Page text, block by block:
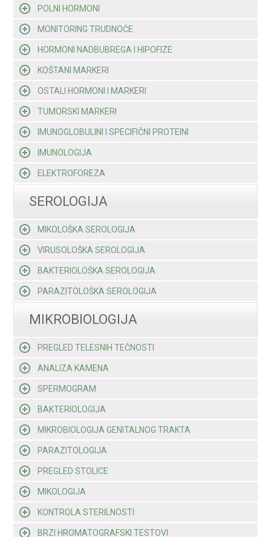
POLNI HORMONI
MONITORING TRUDNOĆE
HORMONI NADBUBREGA I HIPOFIZE
KOŠTANI MARKERI
OSTALI HORMONI I MARKERI
TUMORSKI MARKERI
IMUNOGLOBULINI I SPECIFIČNI PROTEINI
IMUNOLOGIJA
ELEKTROFOREZA
SEROLOGIJA
MIKOLOŠKA SEROLOGIJA
VIRUSOLOŠKA SEROLOGIJA
BAKTERIOLOŠKA SEROLOGIJA
PARAZITOLOŠKA SEROLOGIJA
MIKROBIOLOGIJA
PREGLED TELESNIH TEČNOSTI
ANALIZA KAMENA
SPERMOGRAM
BAKTERIOLOGIJA
MIKROBIOLOGIJA GENITALNOG TRAKTA
PARAZITOLOGIJA
PREGLED STOLICE
MIKOLOGIJA
KONTROLA STERILNOSTI
BRZI HROMATOGRAFSKI TESTOVI